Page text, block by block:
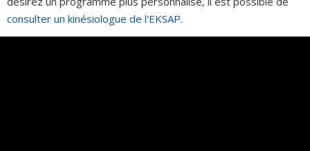
consulter un kinésiologue de l'EKSAP.